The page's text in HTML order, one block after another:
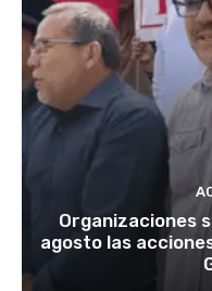
Organizaciones
agosto las